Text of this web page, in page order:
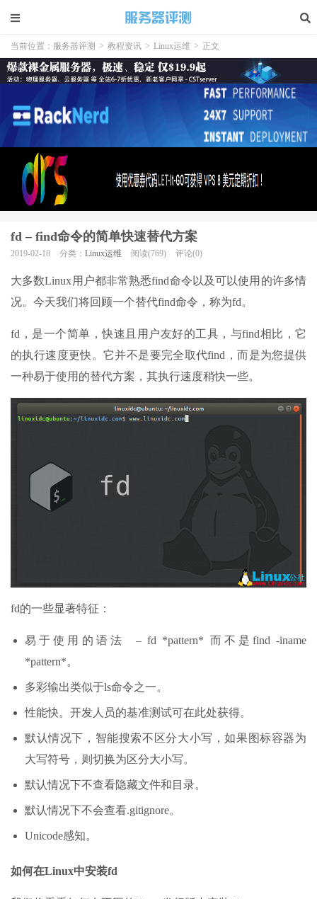
当前位置： 服务器评测 > 教程资讯 > Linux运维 > 正文
fd – find命令的简单快速替代方案
2019-02-18 分类： Linux运维 阅读(769) 评论(0)
大多数Linux用户都非常熟悉find命令以及可以使用的许多情
况。今天我们将回顾一个替代find命令，称为fd。
fd，是一个简单，快速且用户友好的工具，与find相比，它
的执行速度更快。它并不是要完全取代find，而是为您提供
一种易于使用的替代方案，其执行速度稍快一些。
fd的一些显著特征：
易于使用的语法 – fd *pattern* 而不是find -iname
*pattern*。
多彩输出类似于ls命令之一。
性能快。开发人员的基准测试可在此处获得。
默认情况下，智能搜索不区分大小写，如果图标容器为
大写符号，则切换为区分大小写。
默认情况下不查看隐藏文件和目录。
默认情况下不会查看.gitignore。
Unicode感知。
如何在Linux中安装fd